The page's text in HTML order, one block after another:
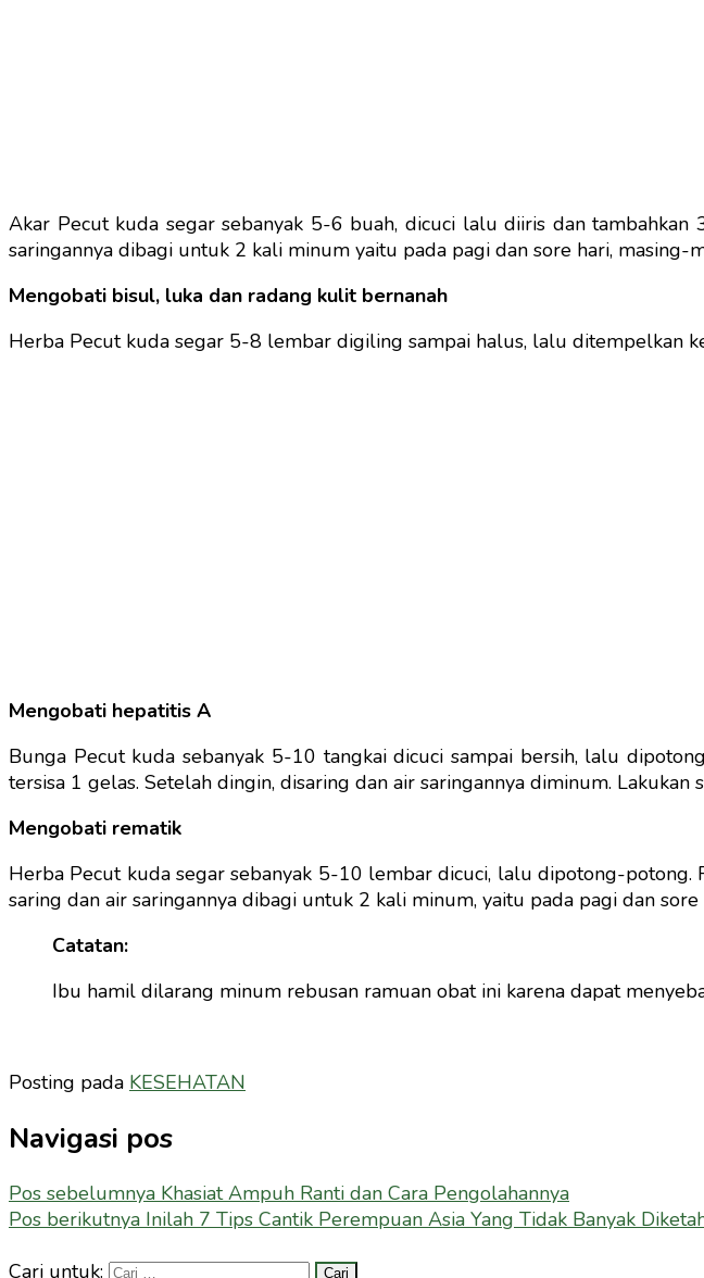
Akar Pecut kuda segar sebanyak 5-6 buah, dicuci lalu diiris dan
saringannya dibagi untuk 2 kali minum yaitu pada pagi dan sore hari,
Mengobati bisul, luka dan radang kulit bernanah
Herba Pecut kuda segar 5-8 lembar digiling sampai halus, lalu ditempelkan
Mengobati hepatitis A
Bunga Pecut kuda sebanyak 5-10 tangkai dicuci sampai bersih, lalu
tersisa 1 gelas. Setelah dingin, disaring dan air saringannya diminum. Lakukan
Mengobati rematik
Herba Pecut kuda segar sebanyak 5-10 lembar dicuci, lalu dipotong-
saring dan air saringannya dibagi untuk 2 kali minum, yaitu pada pagi dan
Catatan:
Ibu hamil dilarang minum rebusan ramuan obat ini karena dapat
Posting pada KESEHATAN
Navigasi pos
Pos sebelumnya Khasiat Ampuh Ranti dan Cara Pengolahannya
Pos berikutnya Inilah 7 Tips Cantik Perempuan Asia Yang Tidak Banyak
Cari untuk: